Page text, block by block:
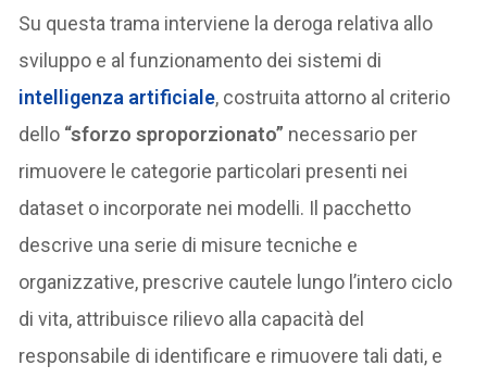
Su questa trama interviene la deroga relativa allo
sviluppo e al funzionamento dei sistemi di
intelligenza artificiale, costruita attorno al criterio
dello “sforzo sproporzionato” necessario per
rimuovere le categorie particolari presenti nei
dataset o incorporate nei modelli. Il pacchetto
descrive una serie di misure tecniche e
organizzative, prescrive cautele lungo l’intero ciclo
di vita, attribuisce rilievo alla capacità del
responsabile di identificare e rimuovere tali dati, e